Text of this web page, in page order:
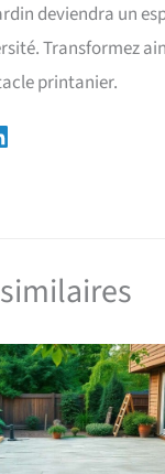
deviendra un
Transformez
printanier.